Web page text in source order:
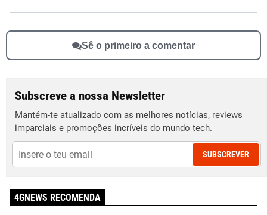
Sê o primeiro a comentar
Subscreve a nossa Newsletter
Mantém-te atualizado com as melhores notícias, reviews
imparciais e promoções incríveis do mundo tech.
SUBSCREVER
4GNEWS RECOMENDA